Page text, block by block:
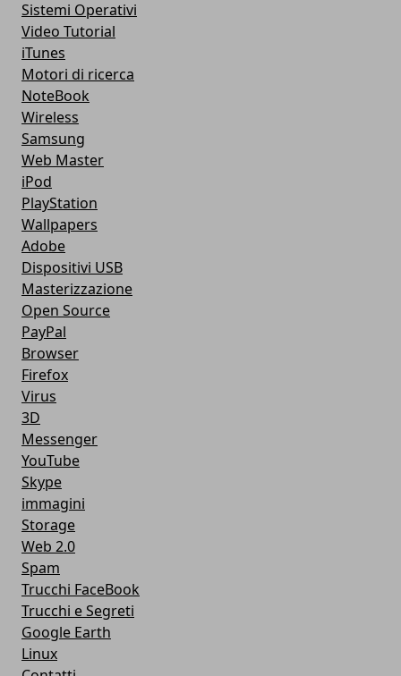
Sistemi Operativi
Video Tutorial
iTunes
Motori di ricerca
NoteBook
Wireless
Samsung
Web Master
iPod
PlayStation
Wallpapers
Adobe
Dispositivi USB
Masterizzazione
Open Source
PayPal
Browser
Firefox
Virus
3D
Messenger
YouTube
Skype
immagini
Storage
Web 2.0
Spam
Trucchi FaceBook
Trucchi e Segreti
Google Earth
Linux